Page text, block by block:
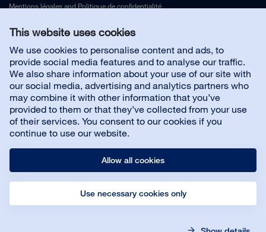
This website uses cookies
We use cookies to personalise content and ads, to
provide social media features and to analyse our traffic.
We also share information about your use of our site with
our social media, advertising and analytics partners who
may combine it with other information that you’ve
provided to them or that they’ve collected from your use
of their services. You consent to our cookies if you
continue to use our website.
Allow all cookies
Use necessary cookies only
Mentions légalesand Politique de confidentialité
Contactez-nous
Produits pour entrepreneurs de plancher
À propos de nous